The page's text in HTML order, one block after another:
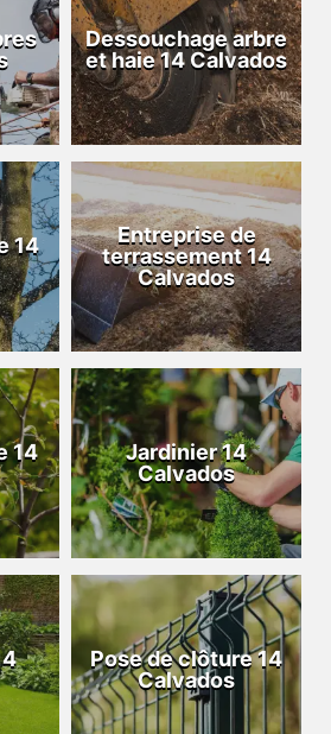
Dessouchage arbre
et haie 14 Calvados
14
Entreprise de
terrassement 14
Calvados
14
Jardinier 14
Calvados
Pose de clôture 14
Calvados